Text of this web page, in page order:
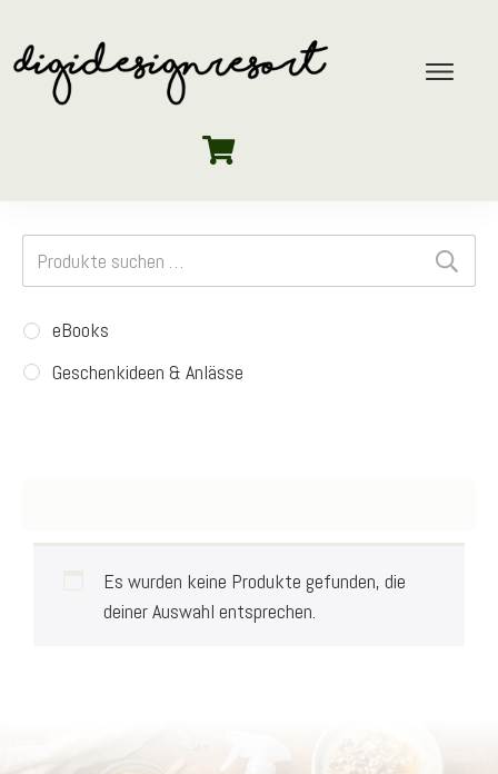
Es wurden keine Produkte gefunden, die
deiner Auswahl entsprechen.
Suchen
nach:
eBooks
Geschenkideen & Anlässe